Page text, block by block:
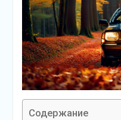
Содержание